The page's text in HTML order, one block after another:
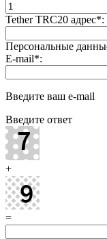
Tether TRC20 адрес*:
Персональные
E-mail*:
Введите ваш e-mail
Введите ответ
+
=